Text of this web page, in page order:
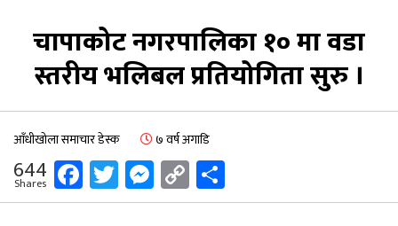
चापाकोट नगरपालिका १० मा वडा
स्तरीय भलिबल प्रतियोगिता सुरु ।
आँधीखोला समाचार डेस्क ७ वर्ष अगाडि
644
Shares Facebook
Twitter
Messenger
Copy
Link